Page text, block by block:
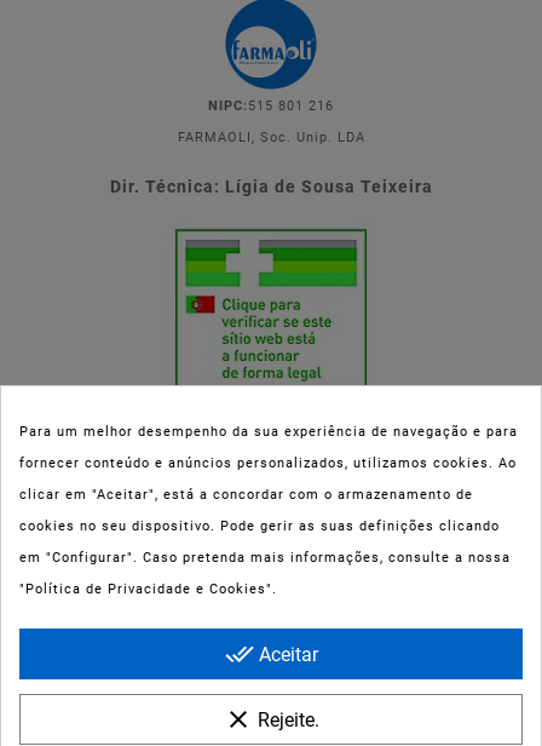
NIPC: 515 801 216
FARMAOLI, Soc. Unip. LDA
Dir. Técnica: Lígia de Sousa Teixeira
Esta parafarmácia (Farmaoli) encontra-se autorizada pelo INFARMED
(registo nº 00078/2020) para a dispensa de Medicamentos Não
Sujeitos a Receita Médica (MNSRM) e produtos de saúde e bem-estar
ao domicílio e através da internet. Os Medicamentos Não Sujeitos a
Maia, Matosinhos, Gondomar e Vila Nova de Gaia.
Para um melhor desempenho da sua experiência de navegação e para
fornecer conteúdo e anúncios personalizados, utilizamos cookies. Ao
clicar em "Aceitar", está a concordar com o armazenamento de
cookies no seu dispositivo. Pode gerir as suas definições clicando
em "Configurar". Caso pretenda mais informações, consulte a nossa
"Política de Privacidade e Cookies".
done_all Aceitar
clear Rejeite.